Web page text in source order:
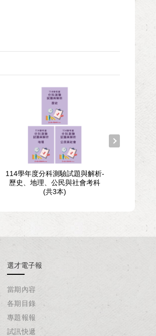
114學年度分科測驗試題與解析-
歷史、地理、公民與社會考科
(共3本)
選才電子報
當期內容
各期目錄
專題報報
試訊快遞